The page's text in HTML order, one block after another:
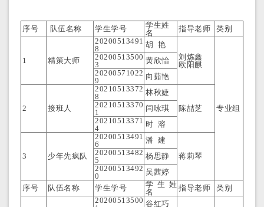
序号 队伍名称 学生学号
学生姓
名
指导老师 类别
1 精策大师
20200513491
8
胡 艳
刘炼鑫
欧阳麒
专业组
20200513500
3
黄欣怡
20200571022
9
向茹艳
2 接班人
20210513372
8
林秋婕
陈喆芝
20210513370
1
闫咏琪
20210513371
4
时 溶
3 少年先疯队
20200513491
6
潘 建
蒋莉琴
20200513482
5
杨思静
20200513492
0
吴茜婷
序号
队伍名称 学生学号
学生姓
名
指导老师 类别
20200513500 谷红巧